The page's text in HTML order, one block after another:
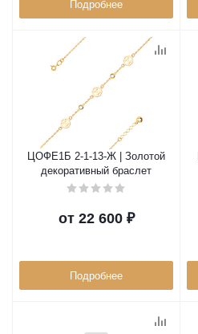
Подробнее
ЦОФЕ1Б 2-1-13-Ж | Золотой
декоративный браслет
от 22 600 ₽
Подробнее